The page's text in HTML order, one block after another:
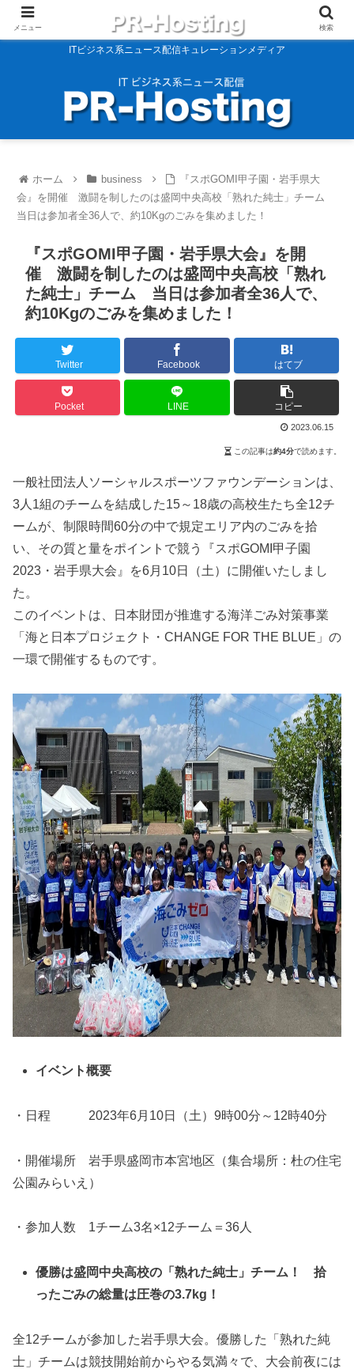
ITビジネス系ニュース配信キュレーションメディア
ホーム business
『スポGOMI甲子園・岩手県大
会』を開催 激闘を制したのは盛岡中央高校「熟れた純士」チーム
当日は参加者全36人で、約10Kgのごみを集めました！
『スポGOMI甲子園・岩手県大会』を開
催 激闘を制したのは盛岡中央高校「熟れ
た純士」チーム 当日は参加者全36人で、
約10Kgのごみを集めました！
Twitter Facebook はてブ
Pocket LINE コピー
2023.06.15
この記事は約4分で読めます。
一般社団法人ソーシャルスポーツファウンデーションは、
3人1組のチームを結成した15～18歳の高校生たち全12チ
ームが、制限時間60分の中で規定エリア内のごみを拾
い、その質と量をポイントで競う『スポGOMI甲子園
2023・岩手県大会』を6月10日（土）に開催いたしまし
た。
このイベントは、日本財団が推進する海洋ごみ対策事業
「海と日本プロジェクト・CHANGE FOR THE BLUE」の
一環で開催するものです。
イベント概要
・日程 2023年6月10日（土）9時00分～12時40分
・開催場所 岩手県盛岡市本宮地区（集合場所：杜の住宅
公園みらいえ）
・参加人数 1チーム3名×12チーム＝36人
優勝は盛岡中央高校の「熟れた純士」チーム！ 拾
ったごみの総量は圧巻の3.7kg！
全12チームが参加した岩手県大会。優勝した「熟れた純
士」チームは競技開始前からやる気満々で、大会前夜には
メニュー 検索